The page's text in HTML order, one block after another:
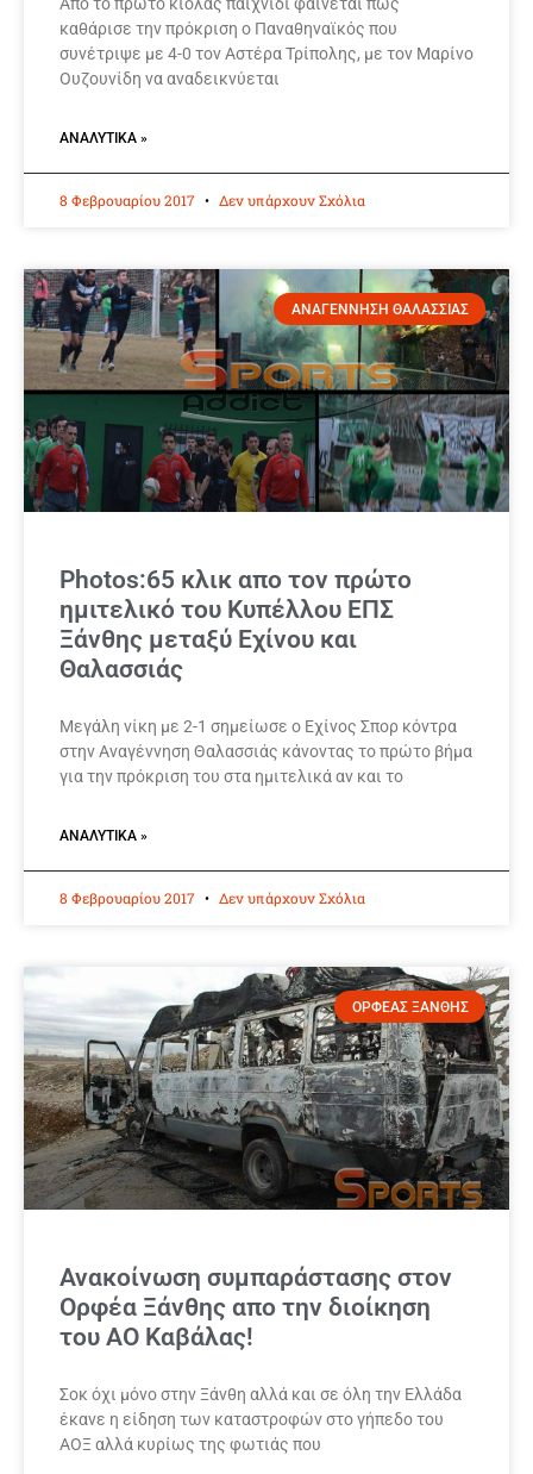
Απο το πρώτο κιόλας παιχνίδι φαίνεται πως
καθάρισε την πρόκριση ο Παναθηναϊκός που
συνέτριψε με 4-0 τον Αστέρα Τρίπολης, με τον Μαρίνο
Ουζουνίδη να αναδεικνύεται
ΑΝΑΛΥΤΙΚΆ »
8 Φεβρουαρίου 2017 Δεν υπάρχουν Σχόλια
ΑΝΑΓΕΝΝΗΣΗ ΘΑΛΑΣΣΙΑΣ
Photos:65 κλικ απο τον πρώτο
ημιτελικό του Κυπέλλου ΕΠΣ
Ξάνθης μεταξύ Εχίνου και
Θαλασσιάς
Μεγάλη νίκη με 2-1 σημείωσε ο Εχίνος Σπορ κόντρα
στην Αναγέννηση Θαλασσιάς κάνοντας το πρώτο βήμα
για την πρόκριση του στα ημιτελικά αν και το
ΑΝΑΛΥΤΙΚΆ »
8 Φεβρουαρίου 2017 Δεν υπάρχουν Σχόλια
ΟΡΦΕΑΣ ΞΑΝΘΗΣ
Ανακοίνωση συμπαράστασης στον
Ορφέα Ξάνθης απο την διοίκηση
του ΑΟ Καβάλας!
Σοκ όχι μόνο στην Ξάνθη αλλά και σε όλη την Ελλάδα
έκανε η είδηση των καταστροφών στο γήπεδο του
ΑΟΞ αλλά κυρίως της φωτιάς που